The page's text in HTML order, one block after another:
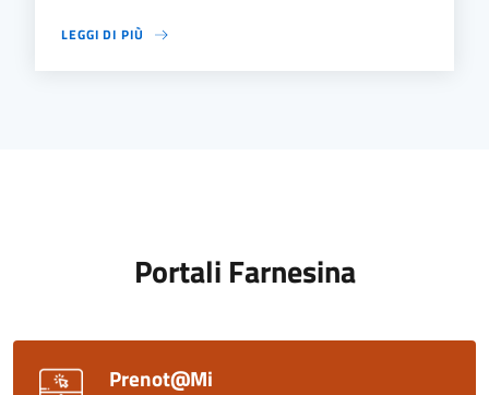
LEGGI DI PIÙ
Portali Farnesina
Prenot@Mi